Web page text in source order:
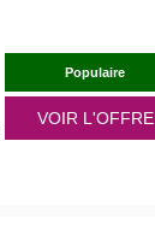
Populaire
VOIR L'OFFRE